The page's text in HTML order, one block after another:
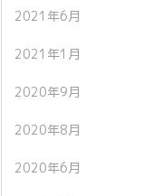
2021年6月
2021年1月
2020年9月
2020年8月
2020年6月